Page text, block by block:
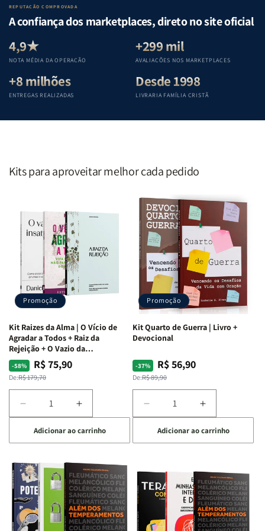
Lar
|
Equipe
Teológica
Penkal
|
Equipe
Penkal
|
Equipe
Teológica
Penkal
Equipe
REPUTAÇÃO COMPROVADA
A confiança dos marketplaces, direto no site oficial
4,9★
NOTA MÉDIA DA OPERAÇÃO
+299 mil
AVALIAÇÕES NOS MARKETPLACES
+8 milhões
ENTREGAS REALIZADAS
Desde 1998
LIVRARIA FAMÍLIA CRISTÃ
Kits para aproveitar melhor cada pedido
Promoção
Kit Raizes da Alma | O Vício de
Agradar a Todos + Raiz da
Rejeição + O Vazio da
Insatisfação.
-58%
Preço
normal
De:R$ 179,70
Preço
promocional
R$ 75,90
Diminuir
a
quantidade
de
Raizes
da
Alma
|
O
Aumentar
a
quantidade
de
Raizes
da
Alma
|
O
Adicionar ao carrinho
Promoção
Kit Quarto de Guerra | Livro +
Devocional
-37%
Preço
normal
De:R$ 89,90
Preço
promocional
R$ 56,90
Diminuir
a
quantidade
de
Quarto
de
Guerra
Livro
Aumentar
a
quantidade
de
Quarto
de
Guerra
|
Livro
Adicionar ao carrinho